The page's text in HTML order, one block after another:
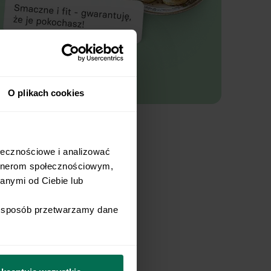
O plikach cookies
i analizować
społecznościowym,
od Ciebie lub
przetwarzamy dane